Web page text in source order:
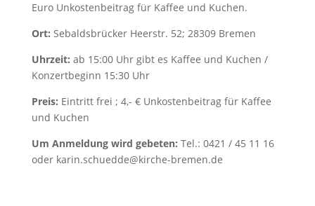
Euro Unkostenbeitrag für Kaffee und Kuchen.
Ort: Sebaldsbrücker Heerstr. 52; 28309 Bremen
Uhrzeit: ab 15:00 Uhr gibt es Kaffee und Kuchen /
Konzertbeginn 15:30 Uhr
Preis: Eintritt frei ; 4,- € Unkostenbeitrag für Kaffee
und Kuchen
Um Anmeldung wird gebeten: Tel.: 0421 / 45 11 16
oder karin.schuedde@kirche-bremen.de